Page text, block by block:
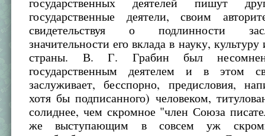
государственные деятели, своим
свидетельствуя о подлинности
значительности его вклада в науку,
страны. В. Г. Грабин был
государственным деятелем и в этом
заслуживает, бесспорно, предисловия,
хотя бы подписанного) человеком,
солиднее, чем скромное "член Союза
же выступающим в совсем уж